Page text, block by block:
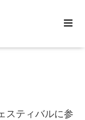
スティバルに参